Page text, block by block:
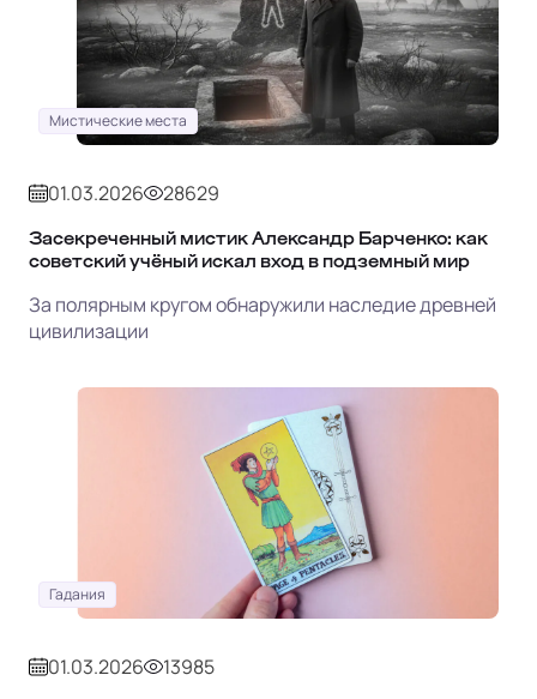
Мистические места
01.03.2026 28629
Засекреченный мистик Александр Барченко: как
советский учёный искал вход в подземный мир
За полярным кругом обнаружили наследие древней
цивилизации
Гадания
01.03.2026 13985